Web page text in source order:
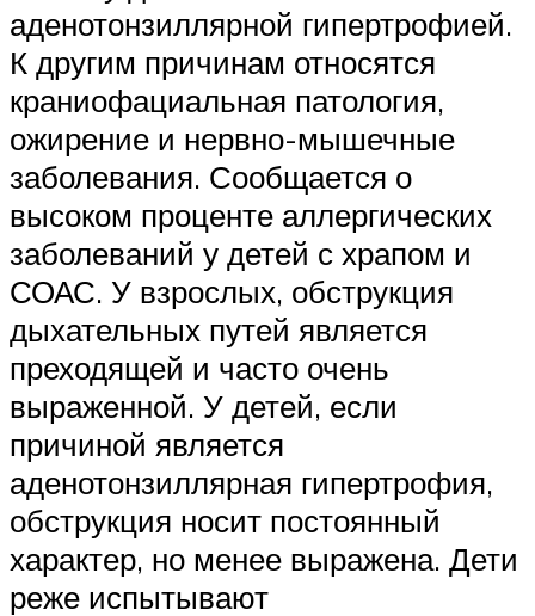
аденотонзиллярной гипертрофией.
К другим причинам относятся
краниофациальная патология,
ожирение и нервно-мышечные
заболевания. Сообщается о
высоком проценте аллергических
заболеваний у детей с храпом и
СОАС. У взрослых, обструкция
дыхательных путей является
преходящей и часто очень
выраженной. У детей, если
причиной является
аденотонзиллярная гипертрофия,
обструкция носит постоянный
характер, но менее выражена. Дети
реже испытывают